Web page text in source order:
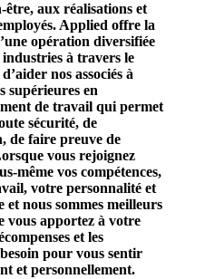
être, aux réalisations et
Applied offre la
opération diversifiée
industries à travers le
nos associés à
supérieures en
de travail qui permet
sécurité, de
de faire preuve de
vous rejoignez
même vos compétences,
votre personnalité et
et nous sommes meilleurs
vous apportez à votre
et les
pour vous sentir
et personnellement.